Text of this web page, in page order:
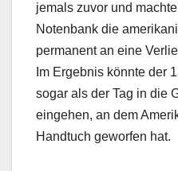
jemals zuvor und
Notenbank die
permanent an eine
Im Ergebnis könnte der
sogar als der Tag in die
eingehen, an dem
Handtuch geworfen hat.